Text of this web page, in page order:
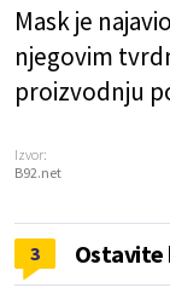
Mask je
njegovim
proizvodnju
Izvor:
B92.net
3